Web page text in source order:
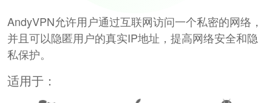
AndyVPN允许用户通过互联网访问一个私密的网络，
并且可以隐匿用户的真实IP地址，提高网络安全和隐
私保护。
适用于：